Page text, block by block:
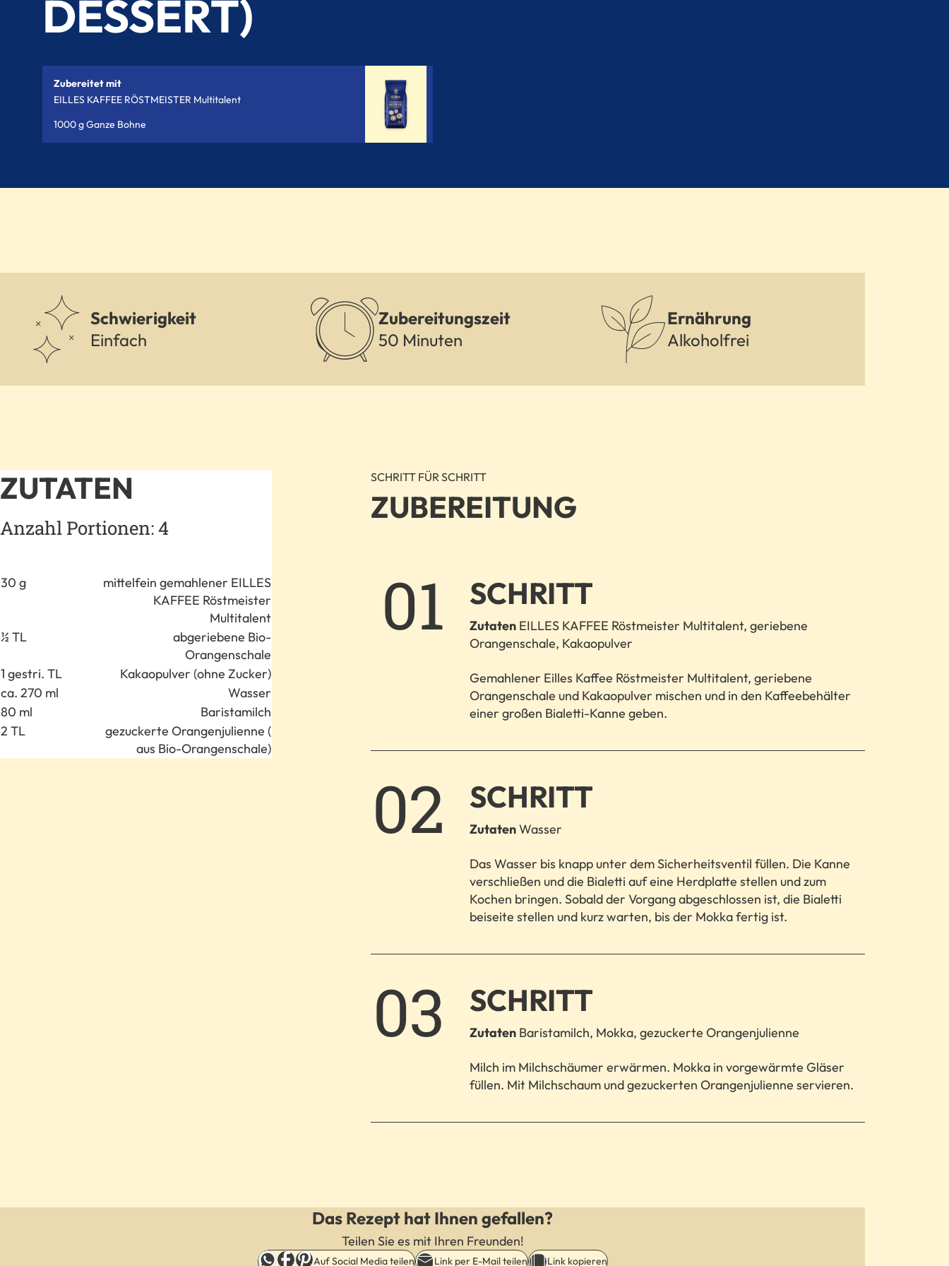
DESSERT)
Zubereitet mit
EILLES KAFFEE RÖSTMEISTER Multitalent
1000 g Ganze Bohne
Schwierigkeit
Einfach
Zubereitungszeit
50 Minuten
Ernährung
Alkoholfrei
ZUTATEN
Anzahl Portionen: 4
Anzahl
30 g
mittelfein gemahlener EILLES
KAFFEE Röstmeister
Multitalent
½ TL
abgeriebene Bio-
Orangenschale
1 gestri. TL
Kakaopulver (ohne Zucker)
ca. 270 ml
Wasser
80 ml
Baristamilch
2 TL
gezuckerte Orangenjulienne (
aus Bio-Orangenschale)
SCHRITT FÜR SCHRITT
ZUBEREITUNG
1.
SCHRITT
Zutaten EILLES KAFFEE Röstmeister Multitalent, geriebene
Orangenschale, Kakaopulver
Gemahlener Eilles Kaffee Röstmeister Multitalent, geriebene
Orangenschale und Kakaopulver mischen und in den Kaffeebehälter
einer großen Bialetti-Kanne geben.
2.
SCHRITT
ZutatenWasser
Das Wasser bis knapp unter dem Sicherheitsventil füllen. Die Kanne
verschließen und die Bialetti auf eine Herdplatte stellen und zum
Kochen bringen. Sobald der Vorgang abgeschlossen ist, die Bialetti
beiseite stellen und kurz warten, bis der Mokka fertig ist.
3.
SCHRITT
Zutaten Baristamilch, Mokka, gezuckerte Orangenjulienne
Milch im Milchschäumer erwärmen. Mokka in vorgewärmte Gläser
füllen. Mit Milchschaum und gezuckerten Orangenjulienne servieren.
Das Rezept hat Ihnen gefallen?
Teilen Sie es mit Ihren Freunden!
Auf Social Media teilen Link per E-Mail teilen Link kopieren